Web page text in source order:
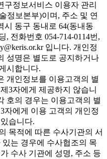
구정보서비스 이용자 관리
정보본부)이며, 주소 및 연
시 동구 동내로 64(동내동
, 전화번호 054-714-0114번,
입니다. 개인정
성명은 별도로 공지하거나
시합니다.
개인정보를 이용고객의 별
3자에게 제공하지 않습니
호의 경우는 이용고객의 별
자에게 이용 고객의 개인정
습니다.
목적에 따른 수사기관의 서
있는 경우에 수사협조의 목
수사 기관에 성명, 주소 등